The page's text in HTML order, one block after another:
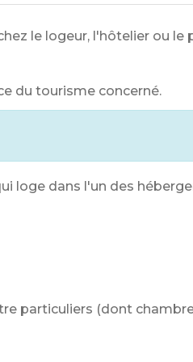
le logeur, l'hôtelier ou
du tourisme concerné.
loge dans l'un des
particuliers (dont